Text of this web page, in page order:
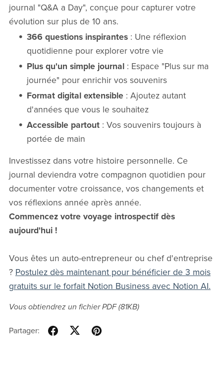
journal "Q&A a Day", conçue pour capturer votre
évolution sur plus de 10 ans.
366 questions inspirantes : Une réflexion
quotidienne pour explorer votre vie
Plus qu'un simple journal : Espace "Plus sur ma
journée" pour enrichir vos souvenirs
Format digital extensible : Ajoutez autant
d'années que vous le souhaitez
Accessible partout : Vos souvenirs toujours à
portée de main
Investissez dans votre histoire personnelle. Ce
journal deviendra votre compagnon quotidien pour
documenter votre croissance, vos changements et
vos réflexions année après année.
Commencez votre voyage introspectif dès
aujourd'hui !
Vous êtes un auto-entrepreneur ou chef d'entreprise
? Postulez dès maintenant pour bénéficier de 3 mois
gratuits sur le forfait Notion Business avec Notion AI.
Vous obtiendrez un fichier PDF(81KB)
Partager: